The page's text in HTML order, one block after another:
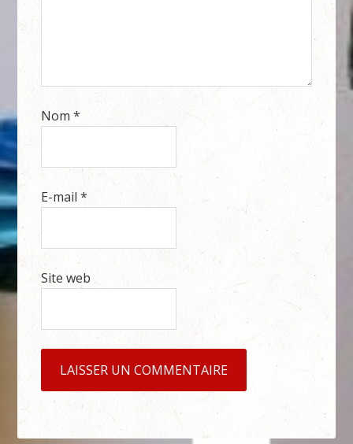
Nom*
E-mail*
Site web